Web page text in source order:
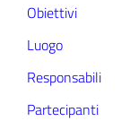
Obiettivi
Luogo
Responsabili
Partecipanti